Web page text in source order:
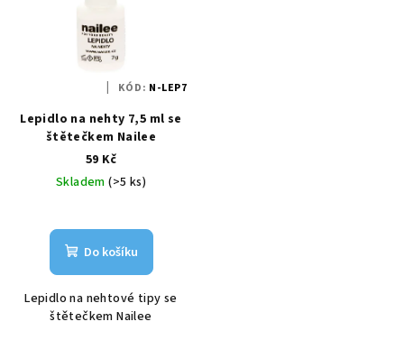
Lepidlo na nehty 7,5 ml se
štětečkem Nailee
59 Kč
Skladem(>5 ks)
Do košíku
Lepidlo na nehtové tipy se
štětečkem Nailee
KÓD: N-LEP7